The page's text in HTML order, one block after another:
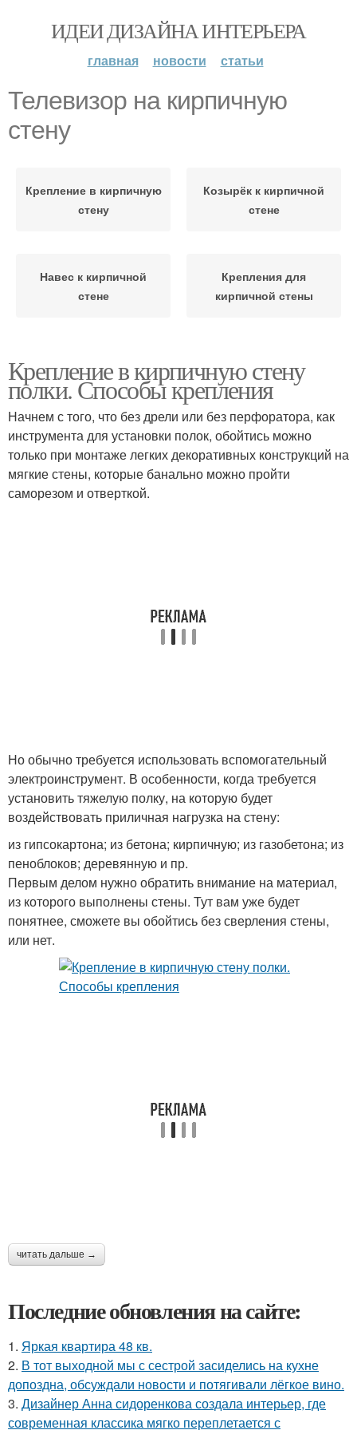
ИДЕИ ДИЗАЙНА ИНТЕРЬЕРА
главная новости статьи
Телевизор на кирпичную
стену
Крепление в кирпичную
стену
Козырёк к кирпичной
стене
Навес к кирпичной
стене
Крепления для
кирпичной стены
Крепление в кирпичную стену
полки. Способы крепления
Начнем с того, что без дрели или без перфоратора, как
инструмента для установки полок, обойтись можно
только при монтаже легких декоративных конструкций на
мягкие стены, которые банально можно пройти
саморезом и отверткой.
Но обычно требуется использовать вспомогательный
электроинструмент. В особенности, когда требуется
установить тяжелую полку, на которую будет
воздействовать приличная нагрузка на стену:
из гипсокартона; из бетона; кирпичную; из газобетона; из
пеноблоков; деревянную и пр.
Первым делом нужно обратить внимание на материал,
из которого выполнены стены. Тут вам уже будет
понятнее, сможете вы обойтись без сверления стены,
или нет.
читать дальше →
Последние обновления на сайте:
1. Яркая квартира 48 кв.
2. В тот выходной мы с сестрой засиделись на кухне
допоздна, обсуждали новости и потягивали лёгкое вино.
3. Дизайнер Анна сидоренкова создала интерьер, где
современная классика мягко переплетается с